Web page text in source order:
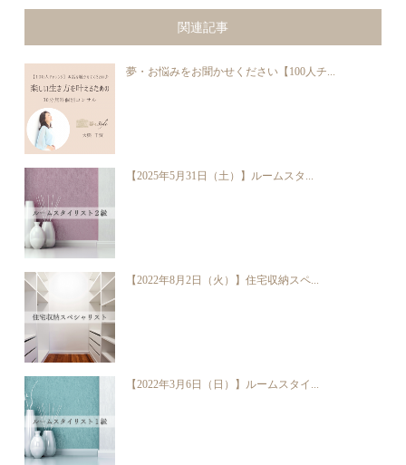
関連記事
夢・お悩みをお聞かせください【100人チ...
【2025年5月31日（土）】ルームスタ...
【2022年8月2日（火）】住宅収納スペ...
【2022年3月6日（日）】ルームスタイ...